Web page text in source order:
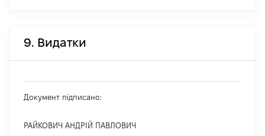
9. Видатки
Документ підписано:
РАЙКОВИЧ АНДРІЙ ПАВЛОВИЧ